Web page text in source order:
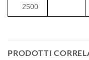
2500
PRODOTTI